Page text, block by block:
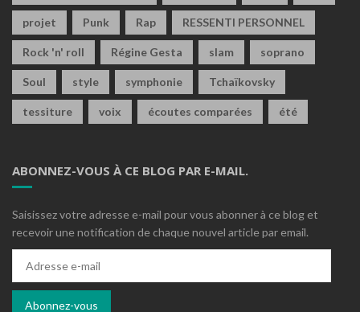
projet Punk Rap RESSENTI PERSONNEL
Rock 'n' roll Régine Gesta slam soprano
Soul style symphonie Tchaïkovsky
tessiture voix écoutes comparées été
ABONNEZ-VOUS À CE BLOG PAR E-MAIL.
Saisissez votre adresse e-mail pour vous abonner à ce blog et
recevoir une notification de chaque nouvel article par email.
mail
Abonnez-vous